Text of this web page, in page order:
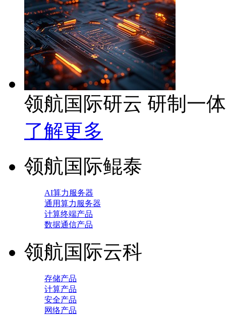
领航国际研云 研制一
了解更多
领航国际鲲泰
AI算力服务器
通用算力服务器
计算终端产品
数据通信产品
领航国际云科
存储产品
计算产品
安全产品
网络产品